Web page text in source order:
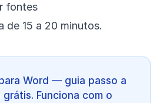
fontes
de 15 a 20 minutos.
Word — guia passo a
Funciona com o